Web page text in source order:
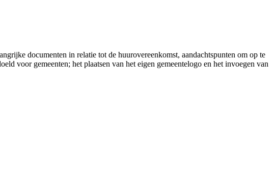
documenten in relatie tot de huurovereenkomst, aandachtspunten om op te
voor gemeenten; het plaatsen van het eigen gemeentelogo en het invoegen van